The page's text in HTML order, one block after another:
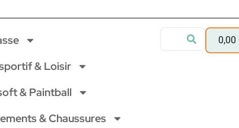
& Loisir
& Paintball
& Chaussures
0,00